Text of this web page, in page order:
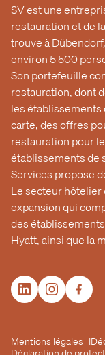
SV est une
restauration et de
trouve à
environ 5 500
Son portefeuille
restauration, dont
les
carte, des offres
restauration pour
établissements de
Services propose
Le secteur
expansion qui
des
Hyatt, ainsi que la
Mentions légales